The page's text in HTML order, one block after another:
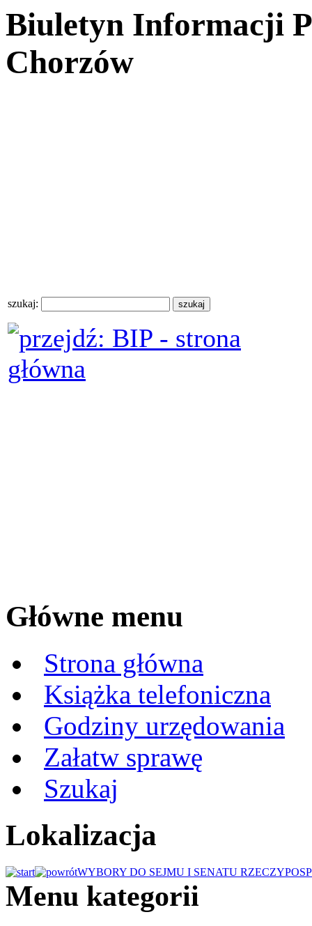
Biuletyn Informacji
Chorzów
szukaj:
Główne menu
Strona główna
Książka telefoniczna
Godziny urzędowania
Załatw sprawę
Szukaj
Lokalizacja
WYBORY DO SEJMU I SENATU
Menu kategorii